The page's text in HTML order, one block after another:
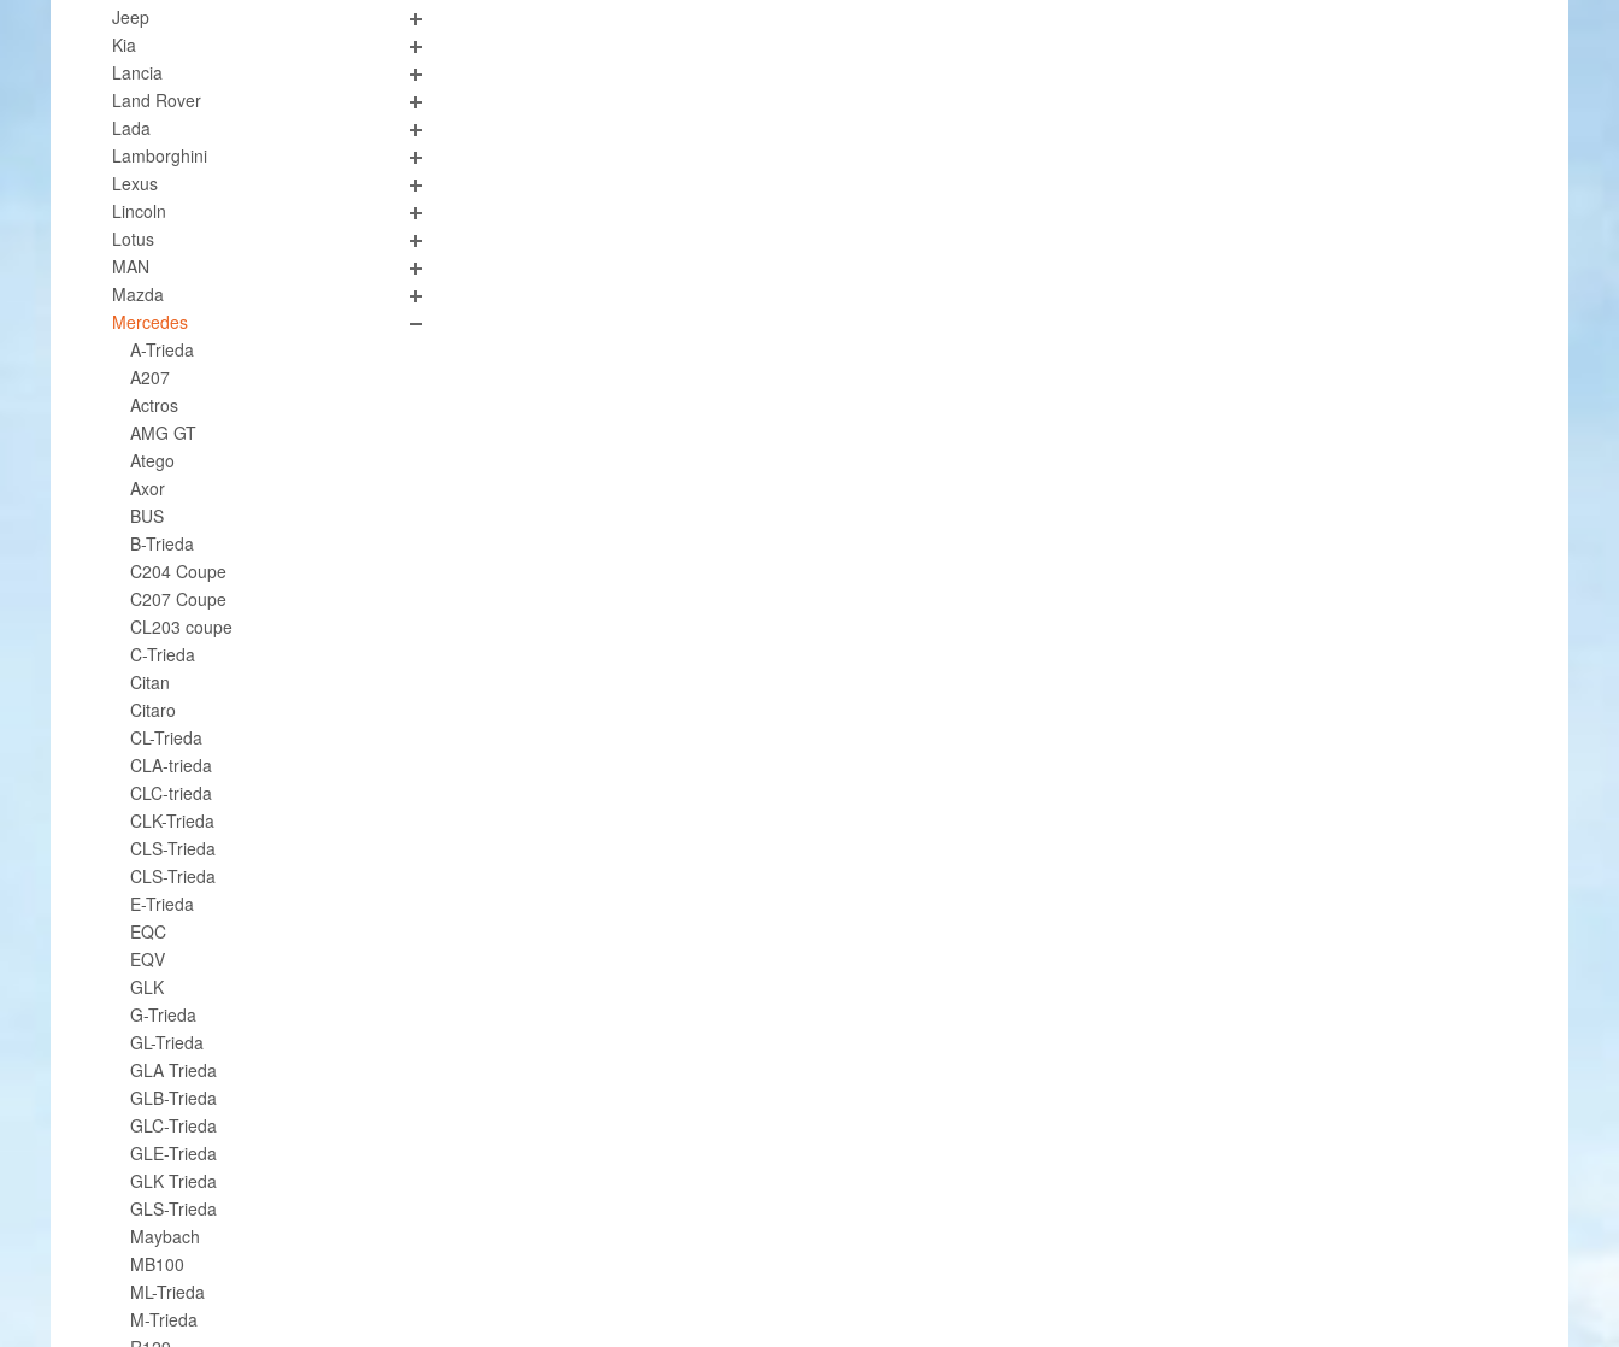
Jeep
Kia
Lancia
Land Rover
Lada
Lamborghini
Lexus
Lincoln
Lotus
MAN
Mazda
Mercedes
A-Trieda
A207
Actros
AMG GT
Atego
Axor
BUS
B-Trieda
C204 Coupe
C207 Coupe
CL203 coupe
C-Trieda
Citan
Citaro
CL-Trieda
CLA-trieda
CLC-trieda
CLK-Trieda
CLS-Trieda
CLS-Trieda
E-Trieda
EQC
EQV
GLK
G-Trieda
GL-Trieda
GLA Trieda
GLB-Trieda
GLC-Trieda
GLE-Trieda
GLK Trieda
GLS-Trieda
Maybach
MB100
ML-Trieda
M-Trieda